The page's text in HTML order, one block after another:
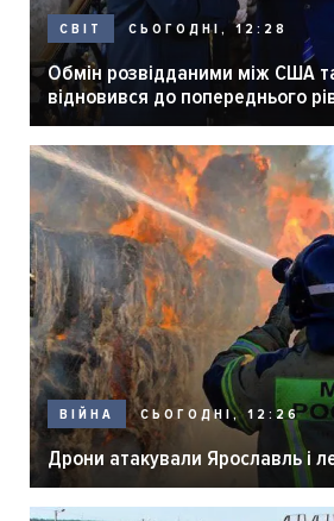
СВІТ СЬОГОДНІ, 12:28
Обмін розвідданими між США
відновився до попереднього
ВІЙНА СЬОГОДНІ, 12:26
Дрони атакували Ярославль і